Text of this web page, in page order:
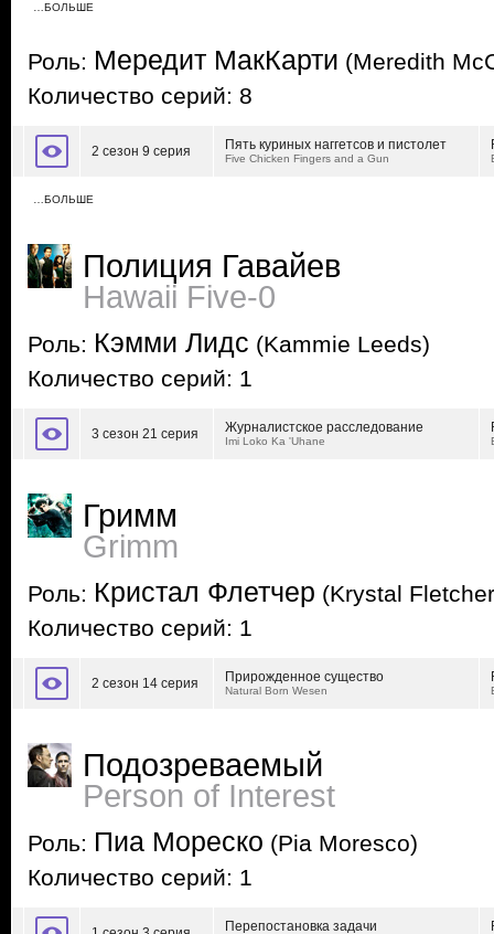
…БОЛЬШЕ
Роль: Мередит МакКарти (Meredith
Количество серий: 8
2 сезон 9 серия Пять куриных наггетсов и пистолет
Five Chicken Fingers and a Gun
…БОЛЬШЕ
Полиция Гавайев
Hawaii Five-0
Роль: Кэмми Лидс (Kammie Leeds)
Количество серий: 1
3 сезон 21 серия Журналистское расследование
Imi Loko Ka 'Uhane
Гримм
Grimm
Роль: Кристал Флетчер (Krystal
Количество серий: 1
2 сезон 14 серия Прирожденное существо
Natural Born Wesen
Подозреваемый
Person of Interest
Роль: Пиа Мореско (Pia Moresco)
Количество серий: 1
Перепостановка задачи